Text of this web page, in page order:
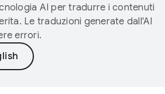
AI per tradurre i contenuti
Le traduzioni generate dall'AI
errori.